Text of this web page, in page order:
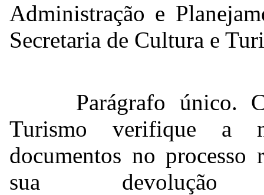
Administração e
Secretaria de Cultura e
Parágrafo único.
Turismo verifique a
documentos no processo
sua